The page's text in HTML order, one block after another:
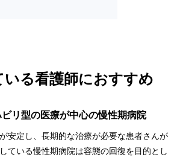
る看護師におすすめ
ビリ型の医療が中心の慢性期病院
安定し、長期的な治療が必要な患者さんが
ている慢性期病院は容態の回復を目的とし